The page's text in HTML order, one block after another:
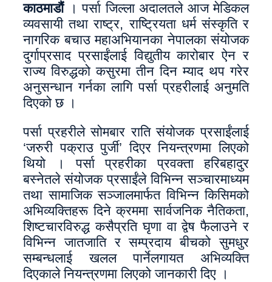
काठमाडौं। पर्सा जिल्ला अदालतले आज मेडिकल
व्यवसायी तथा राष्ट्र, राष्ट्रियता धर्म संस्कृति र
नागरिक बचाउ महाअभियानका नेपालका संयोजक
दुर्गाप्रसाद प्रसाईंलाई विद्युतीय कारोबार ऐन र
राज्य विरुद्धको कसुरमा तीन दिन म्याद थप गरेर
अनुसन्धान गर्नका लागि पर्सा प्रहरीलाई अनुमति
दिएको छ ।
पर्सा प्रहरीले सोमबार राति संयोजक प्रसाईंलाई
‘जरुरी पक्राउ पुर्जी’ दिएर नियन्त्रणमा लिएको
थियो । पर्सा प्रहरीका प्रवक्ता हरिबहादुर
बस्नेतले संयोजक प्रसाईंले विभिन्न सञ्चारमाध्यम
तथा सामाजिक सञ्जालमार्फत विभिन्न किसिमको
अभिव्यक्तिहरू दिने क्रममा सार्वजनिक नैतिकता,
शिष्टचारविरुद्ध कसैप्रति घृणा वा द्वेष फैलाउने र
विभिन्न जातजाति र सम्प्रदाय बीचको सुमधुर
सम्बन्धलाई खलल पार्नेलगायत अभिव्यक्ति
दिएकाले नियन्त्रणमा लिएको जानकारी दिए ।